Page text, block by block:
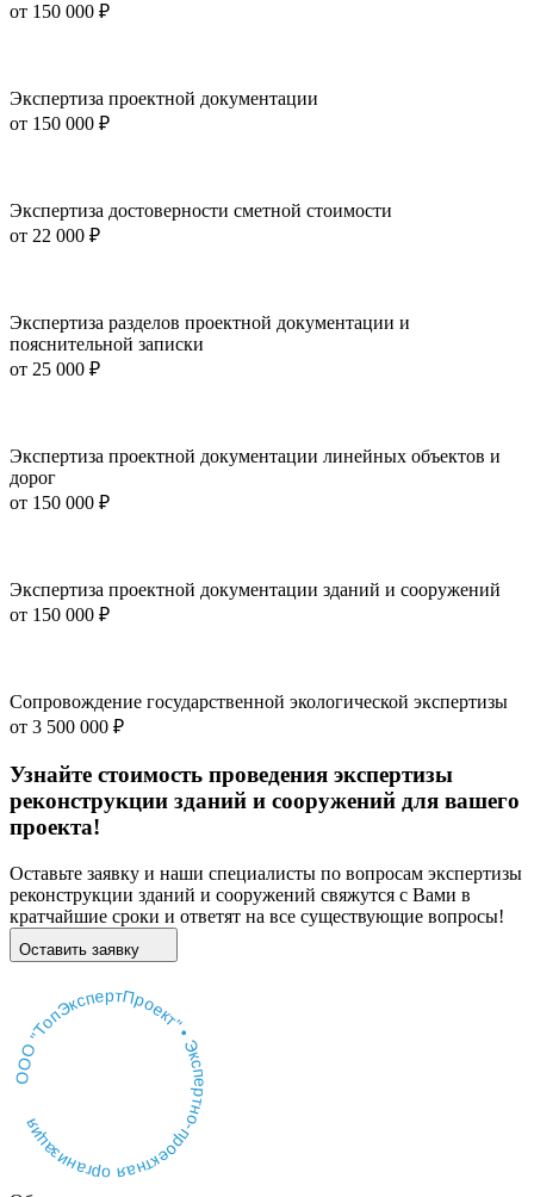
от 150 000 ₽
Экспертиза проектной документации
от 150 000 ₽
Экспертиза достоверности сметной стоимости
от 22 000 ₽
Экспертиза разделов проектной документации и
пояснительной записки
от 25 000 ₽
Экспертиза проектной документации линейных объектов и
дорог
от 150 000 ₽
Экспертиза проектной документации зданий и сооружений
от 150 000 ₽
Сопровождение государственной экологической экспертизы
от 3 500 000 ₽
Узнайте стоимость проведения экспертизы
реконструкции зданий и сооружений для вашего
проекта!
Оставьте заявку и наши специалисты по вопросам экспертизы
реконструкции зданий и сооружений свяжутся с Вами в
кратчайшие сроки и ответят на все существующие вопросы!
Оставить заявку
ООО "ТопЭкспертПроект" • Экспертно-проектная организация